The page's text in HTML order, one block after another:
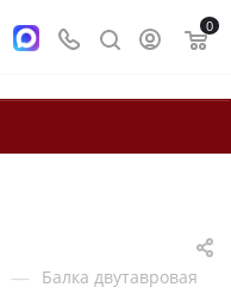
0
— Балка двутавровая